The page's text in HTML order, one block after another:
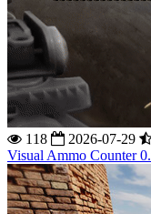
118 2026-07-29
Visual Ammo Counter